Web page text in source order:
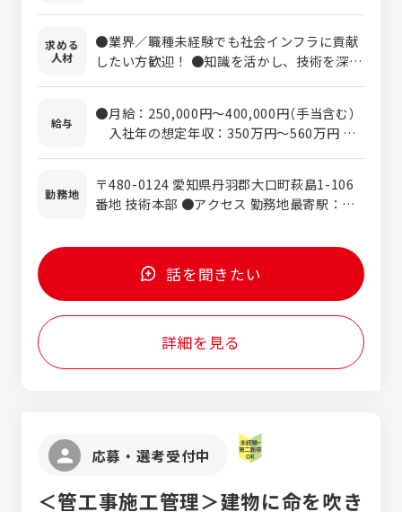
し新たな市場開拓するための技術開発に従事
します。 レジンコンクリート(樹脂コンク
リート）の可能性を高めるため製品を向上す
る新技術や、 これまでと全く違った手法での
製品設計や生産技術の実現を図ります。 ●入
リート）の材料組成や、 生産方法などに関す
る基本知識を習得します。 その後、自身の経
の一端 を担っていただきます。
求める
人材
●業界／職種未経験でも社会インフラに貢献
したい方歓迎！ ●知識を活かし、技術を深め
す！
給与
●月給：250,000円～400,000円（手当含む）
入社年の想定年収：350万円～560万円 上
勤務地
〒480-0124 愛知県丹羽郡大口町萩島1-106
番地 技術本部 ●アクセス 勤務地最寄駅：名
4.8km 名古屋高速道 小牧北ICより4.8km 名
鉄犬山線 江南駅から車で約20分
話を聞きたい
詳細を見る
応募・選考受付中
＜管工事施工管理＞建物に命を吹き